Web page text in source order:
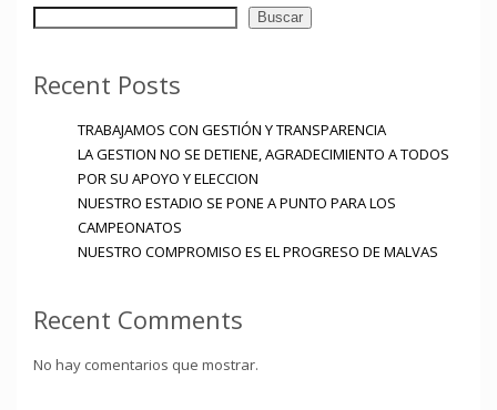
Buscar
Recent Posts
TRABAJAMOS CON GESTIÓN Y TRANSPARENCIA
LA GESTION NO SE DETIENE, AGRADECIMIENTO A TODOS
POR SU APOYO Y ELECCION
NUESTRO ESTADIO SE PONE A PUNTO PARA LOS
CAMPEONATOS
NUESTRO COMPROMISO ES EL PROGRESO DE MALVAS
Recent Comments
No hay comentarios que mostrar.